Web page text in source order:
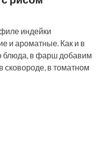
индейки
и ароматные. Как и в
блюда, в фарш добавим
сковороде, в томатном